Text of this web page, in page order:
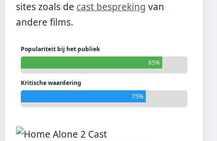
sites zoals de cast bespreking van
andere films.
Populariteit bij het publiek
85%
Kritische waardering
75%